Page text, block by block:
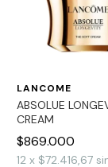
LANCOME
ABSOLUE
CREAM
$869.000
12 x $72.416,67